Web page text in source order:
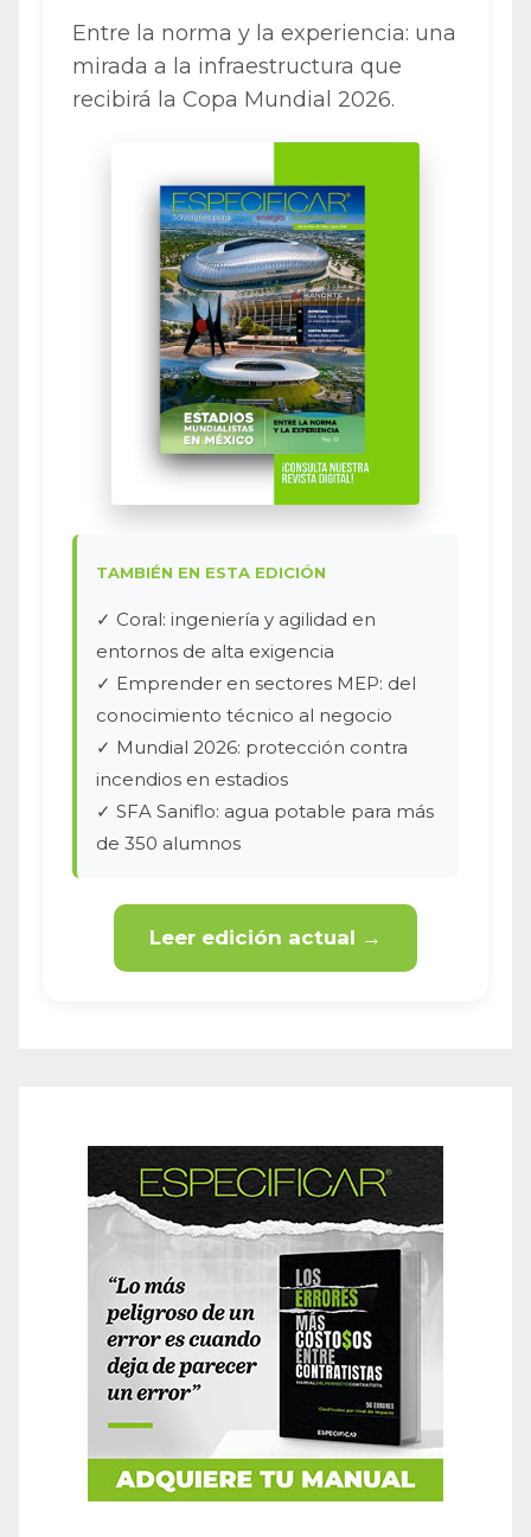
Entre la norma y la experiencia: una
mirada a la infraestructura que
recibirá la Copa Mundial 2026.
TAMBIÉN EN ESTA EDICIÓN
✓ Coral: ingeniería y agilidad en
entornos de alta exigencia
✓ Emprender en sectores MEP: del
conocimiento técnico al negocio
✓ Mundial 2026: protección contra
incendios en estadios
✓ SFA Saniflo: agua potable para más
de 350 alumnos
Leer edición actual →